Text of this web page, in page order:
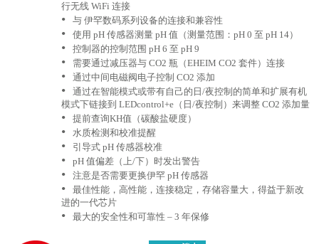
行无线 WiFi 连接
• 与 伊罕数码系列设备的连接和兼容性
• 使用 pH 传感器测量 pH 值（测量范围：pH 0 至 pH 14）
• 控制器的控制范围 pH 6 至 pH 9
• 需要通过减压器与 CO2 瓶（EHEIM CO2 套件）连接
• 通过中间电磁阀电子控制 CO2 添加
•
通过在智能模式或带有自己的日/夜控制的简单和扩展有机
模式下链接到 LEDcontrol+e（日/夜控制）来调整 CO2 添加量
• 提前查询KH值（碳酸盐硬度）
• 水质检测和校准提醒
• 引导式 pH 传感器校准
• pH 值偏差（上/下）时发出警告
• 注意是否需要更换伊罕 pH 传感器
•
最佳性能，高性能，连接稳定，存储容量大，得益于新改
进的一代芯片
• 最大的安全性和可靠性 – 3 年保修